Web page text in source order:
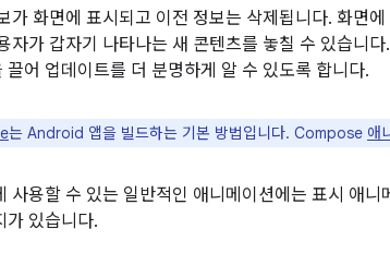
가 화면에 표시되고 이전 정보는 삭제됩니다. 화면
자가 갑자기 나타나는 새 콘텐츠를 놓칠 수 있습니
어 업데이트를 더 분명하게 알 수 있도록 합니다.
는 Android 앱을 빌드하는 기본 방법입니다. Compose 애
사용할 수 있는 일반적인 애니메이션에는 표시 애
가 있습니다.